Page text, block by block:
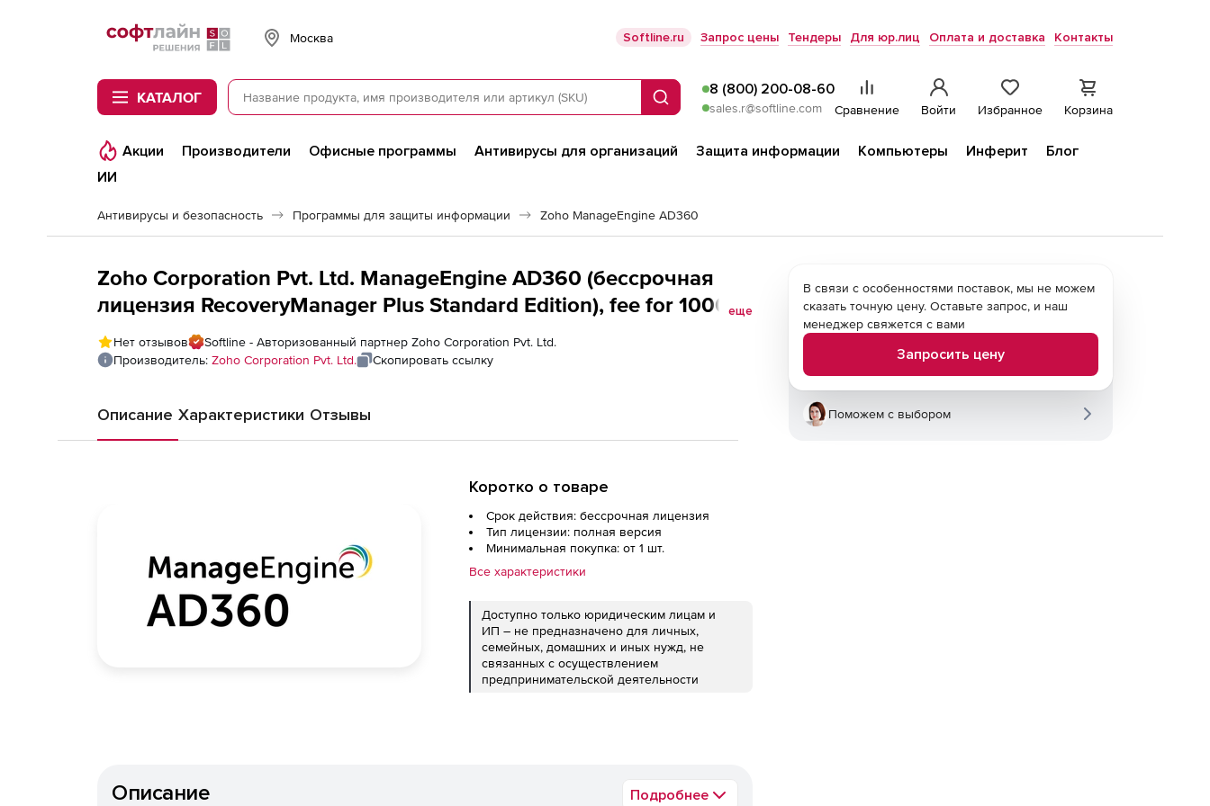
Softline
Москва Softline.ru Запрос цены Тендеры Для юр.лиц Оплата и доставка Контакты
КАТАЛОГ Поиск
8 (800) 200-08-60
sales.r@softline.com Сравнение Войти Избранное Корзина
Акции Производители Офисные программы Антивирусы для организаций Защита информации Компьютеры Инферит
Блог
ИИ
Антивирусы и безопасность Программы для защиты информации Zoho ManageEngine AD360
Zoho Corporation Pvt. Ltd. ManageEngine AD360 (бессрочная
лицензия RecoveryManager Plus Standard Edition), fee for 10000
Exchange / Office365 Mailboxes
еще
Нет отзывов
Softline - Авторизованный партнер Zoho Corporation Pvt. Ltd.
Производитель: Zoho Corporation Pvt. Ltd. Скопировать ссылку
Описание Характеристики Отзывы
Коротко о товаре
Срок действия: бессрочная лицензия
Тип лицензии: полная версия
Минимальная покупка: от 1 шт.
Все характеристики
Доступно только юридическим лицам и
ИП – не предназначено для личных,
семейных, домашних и иных нужд, не
связанных с осуществлением
предпринимательской деятельности
Описание Подробнее
В связи с особенностями поставок, мы не можем
сказать точную цену. Оставьте запрос, и наш
менеджер свяжется с вами
Запросить цену
Поможем с выбором